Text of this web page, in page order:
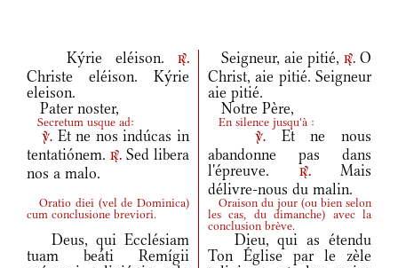
Kýrie eléison. r.
Christe eléison. Kýrie
eleison.
Seigneur, aie pitié, r. O
Christ, aie pitié. Seigneur
aie pitié.
Pater noster,
Notre Père,
Secretum usque ad: En silence jusqu'à :
v.Et ne nos indúcas in
tentatiónem. r. Sed libera
nos a malo.
v.
Et ne nous
abandonne pas dans
l'épreuve.
r.Mais
délivre-nous du malin.
Oratio diei (vel de Dominica)
cum conclusione breviori.
Oraison du jour (ou bien selon
les cas, du dimanche) avec la
conclusion brève.
Deus, qui Ecclésiam
tuam beáti Remígii
Dieu, qui as étendu
Ton Église par le zèle